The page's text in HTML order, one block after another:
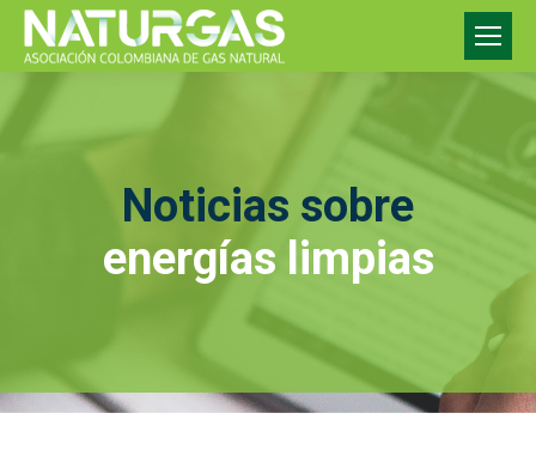
Noticias sobre
energías limpias